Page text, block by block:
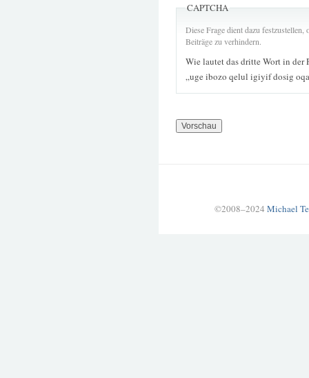
CAPTCHA
Diese Frage dient dazu
Beiträge zu verhindern.
Wie lautet das dritte Wort in der
„uge ibozo qelul igiyif dosig
©2008–2024 Michael